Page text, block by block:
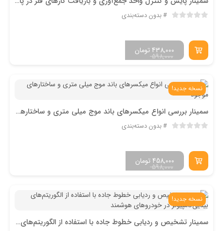
بدون دسته‌بندی
598,000
تومان438,000
نسخه جدید!
سمینار بررسی انواع میکسرهای باند موج میلی متری و ساختارهای موجود
بدون دسته‌بندی
598,000
تومان458,000
نسخه جدید!
سمینار تشخیص و ردیابی خطوط جاده با استفاده از الگوریتم‌های بینایی‌کامپیوتر در خودروهای هوشمند